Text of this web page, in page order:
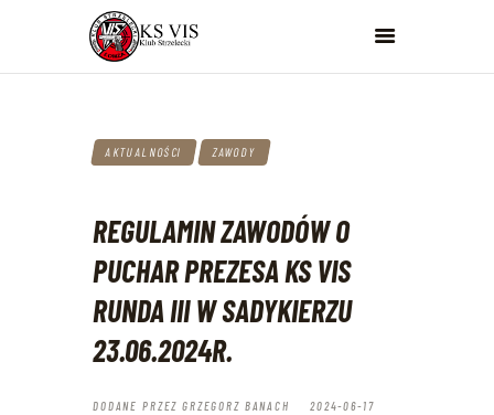
KS VIS ŁOMŻA
OFERTA
STRZELNICE
KOLEKCJONER
DO POBRANIA
SEKCJA ŚLĄSK
KONTAKT
AKTUALNOŚCI ZAWODY
REGULAMIN ZAWODÓW O
PUCHAR PREZESA KS VIS
RUNDA III W SADYKIERZU
23.06.2024R.
DODANE PRZEZGRZEGORZ BANACH 2024-06-17